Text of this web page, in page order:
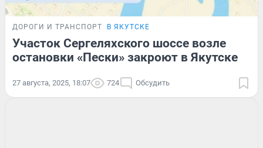
ДОРОГИ И ТРАНСПОРТ В ЯКУТСКЕ
Участок Сергеляхского шоссе возле
остановки «Пески» закроют в Якутске
27 августа, 2025, 18:07 724 Обсудить